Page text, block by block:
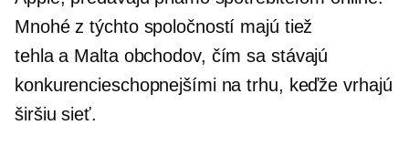
Mnohé z týchto spoločností majú tiež
tehla a Maltaobchodov, čím sa stávajú
konkurencieschopnejšími na trhu, keďže vrhajú
širšiu sieť.